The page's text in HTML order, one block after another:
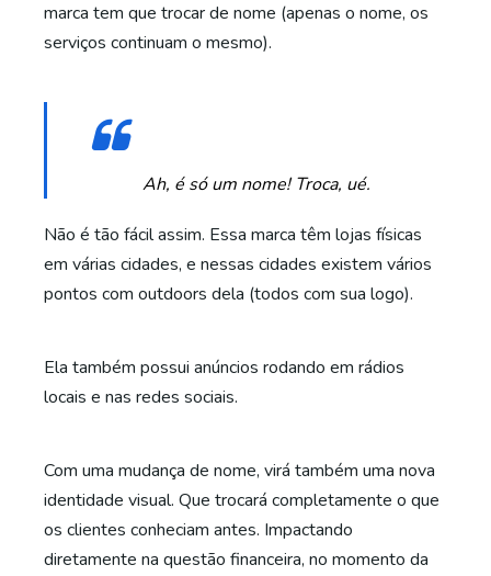
marca tem que trocar de nome (apenas o nome, os
serviços continuam o mesmo).
Ah, é só um nome! Troca, ué.
Não é tão fácil assim. Essa marca têm lojas físicas
em várias cidades, e nessas cidades existem vários
pontos com outdoors dela (todos com sua logo).
Ela também possui anúncios rodando em rádios
locais e nas redes sociais.
Com uma mudança de nome, virá também uma nova
identidade visual. Que trocará completamente o que
os clientes conheciam antes. Impactando
diretamente na questão financeira, no momento da